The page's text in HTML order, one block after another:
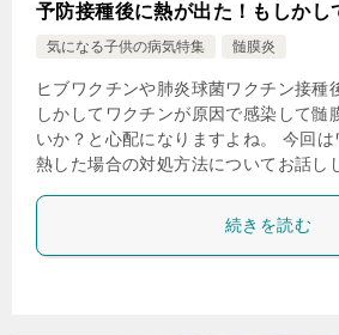
予防接種後に熱が出た！もしかし
気になる子供の病気特集 髄膜炎
ヒブワクチンや肺炎球菌ワクチン接種
しかしてワクチンが原因で感染して髄
いか？と心配になりますよね。 今回
熱した場合の対処方法についてお話し
続きを読む